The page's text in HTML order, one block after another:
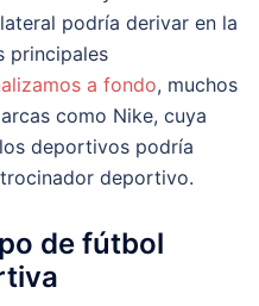
podría derivar en la
principales
a fondo, muchos
como Nike, cuya
deportivos podría
deportivo.
de fútbol